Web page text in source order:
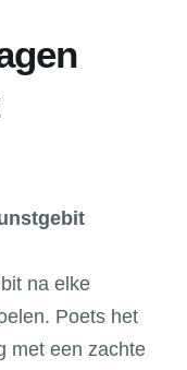
na elke
Poets het
met een zachte